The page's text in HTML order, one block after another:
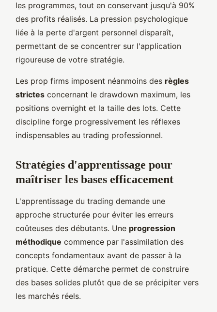
les programmes, tout en conservant jusqu'à 90%
des profits réalisés. La pression psychologique
liée à la perte d'argent personnel disparaît,
permettant de se concentrer sur l'application
rigoureuse de votre stratégie.
Les prop firms imposent néanmoins des règles
strictes concernant le drawdown maximum, les
positions overnight et la taille des lots. Cette
discipline forge progressivement les réflexes
indispensables au trading professionnel.
Stratégies d'apprentissage pour
maîtriser les bases efficacement
L'apprentissage du trading demande une
approche structurée pour éviter les erreurs
coûteuses des débutants. Une progression
méthodique commence par l'assimilation des
concepts fondamentaux avant de passer à la
pratique. Cette démarche permet de construire
des bases solides plutôt que de se précipiter vers
les marchés réels.